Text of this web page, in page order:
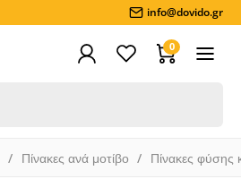
info@dovido.gr
0
Πίνακες ανά μοτίβο Πίνακες φύσης